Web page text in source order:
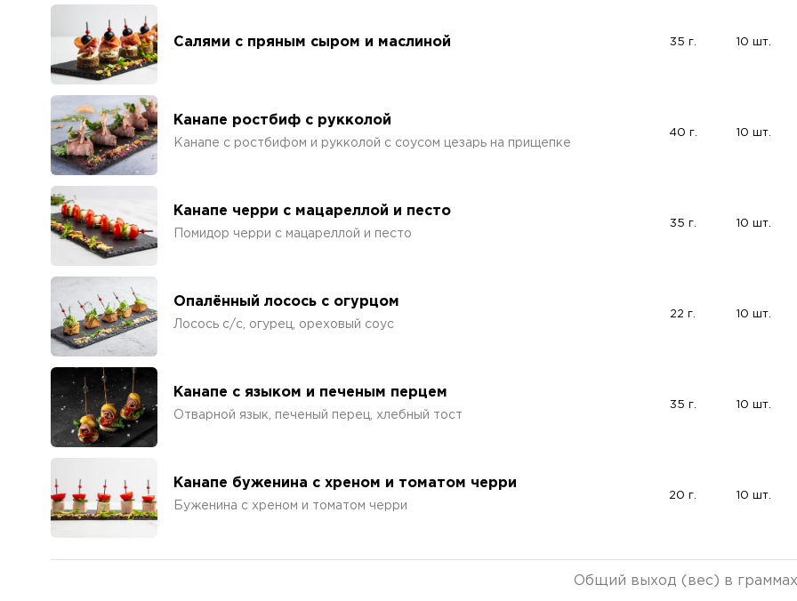
Салями с пряным сыром и маслиной 35 г. 10 шт.
Канапе ростбиф с рукколой
Канапе с ростбифом и рукколой с соусом цезарь на прищепке
40 г. 10 шт.
Канапе черри с мацареллой и песто
Помидор черри с мацареллой и песто
35 г. 10 шт.
Опалённый лосось с огурцом
Лосось с/с, огурец, ореховый соус
22 г. 10 шт.
Канапе с языком и печеным перцем
Отварной язык, печеный перец, хлебный тост
35 г. 10 шт.
Канапе буженина с хреном и томатом черри
Буженина с хреном и томатом черри
20 г. 10 шт.
Общий выход (вес) в